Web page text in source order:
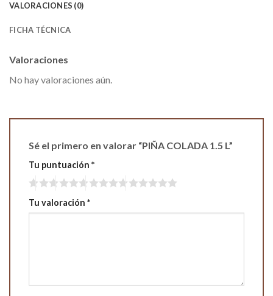
VALORACIONES (0)
FICHA TÉCNICA
Valoraciones
No hay valoraciones aún.
Sé el primero en valorar “PIÑA COLADA 1.5 L”
Tu puntuación *
Tu valoración *